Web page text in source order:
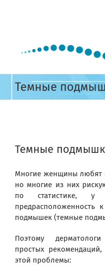
Темные
Image
Темные
Многие женщины любят
но многие из них
по статистике, у
предрасположенность
подмышек (темные
Поэтому
простых
этой проблемы: